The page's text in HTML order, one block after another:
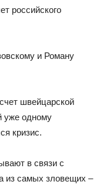
российского
и Роману
швейцарской
уже одному
кризис.
в связи с
из самых зловещих –